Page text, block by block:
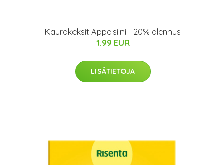
Kaurakeksit Appelsiini - 20% alennus
1.99 EUR
LISÄTIETOJA